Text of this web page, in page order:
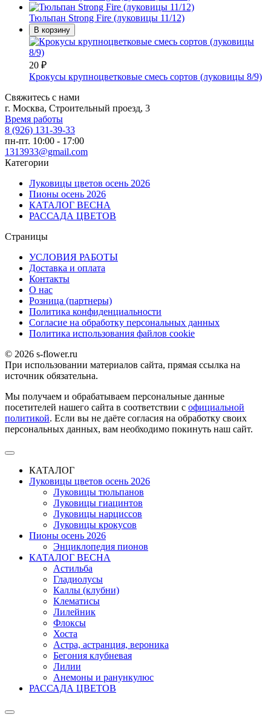
Тюльпан Strong Fire (луковицы 11/12)
В корзину
20 ₽
Крокусы крупноцветковые смесь сортов (луковицы 8/9)
Свяжитесь с нами
г. Москва, Строительный проезд, 3
Время работы
8 (926) 131-39-33
пн-пт. 10:00 - 17:00
1313933@gmail.com
Категории
Луковицы цветов осень 2026
Пионы осень 2026
КАТАЛОГ ВЕСНА
РАССАДА ЦВЕТОВ
Страницы
УСЛОВИЯ РАБОТЫ
Доставка и оплата
Контакты
О наc
Розница (партнеры)
Политика конфиденциальности
Согласие на обработку персональных данных
Политика использования файлов сookie
© 2026 s-flower.ru
При использовании материалов сайта, прямая ссылка на
источник обязательна.
Мы получаем и обрабатываем персональные данные
посетителей нашего сайта в соответствии с официальной
политикой. Если вы не даёте согласия на обработку своих
персональных данных, вам необходимо покинуть наш сайт.
КАТАЛОГ
Луковицы цветов осень 2026
Луковицы тюльпанов
Луковицы гиацинтов
Луковицы нарциссов
Луковицы крокусов
Пионы осень 2026
Энциклопедия пионов
КАТАЛОГ ВЕСНА
Астильба
Гладиолусы
Каллы (клубни)
Клематисы
Лилейник
Флоксы
Хоста
Астра, астранция, вероника
Бегония клубневая
Лилии
Анемоны и ранункулюс
РАССАДА ЦВЕТОВ